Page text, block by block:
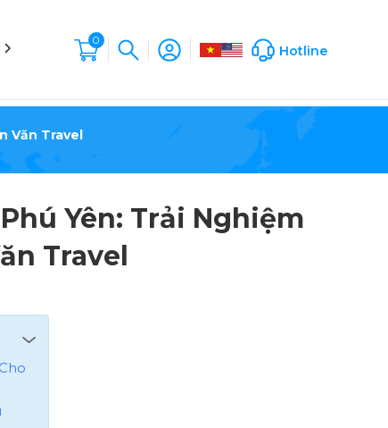
tức Liên hệ Hộp Sản Phẩm Company Profile
0
Hotline
Văn Travel
Yên: Trải Nghiệm
Travel